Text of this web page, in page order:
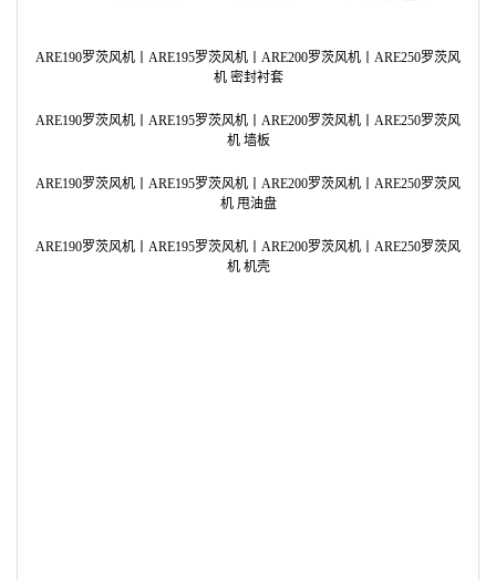
ARD125罗茨风机丨ARD145罗茨风机丨ARD150罗茨风机 墙板